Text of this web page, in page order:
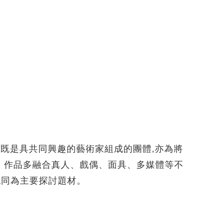
是具共同興趣的藝術家組成的團體,亦為將
品多融合真人、戲偶、面具、多媒體等不
為主要探討題材。